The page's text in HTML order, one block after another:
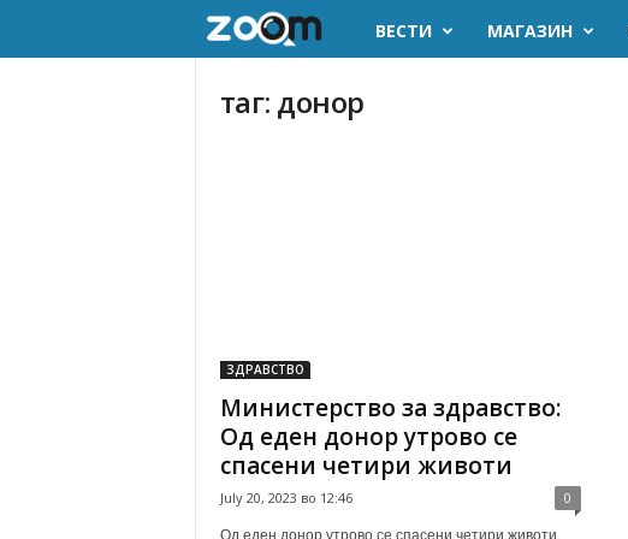
ВЕСТИ МАГАЗИН
таг: донор
ЗДРАВСТВО
Министерство за здравство:
Од еден донор утрово се
спасени четири животи
July 20, 2023 во 12:46 0
Од еден донор утрово се спасени четири животи,